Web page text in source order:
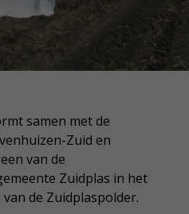
samen met de
Zuid en
van de
Zuidplas in het
de Zuidplaspolder.